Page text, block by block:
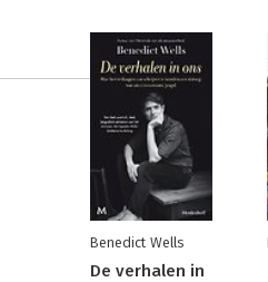
Benedict Wells
De verhalen in